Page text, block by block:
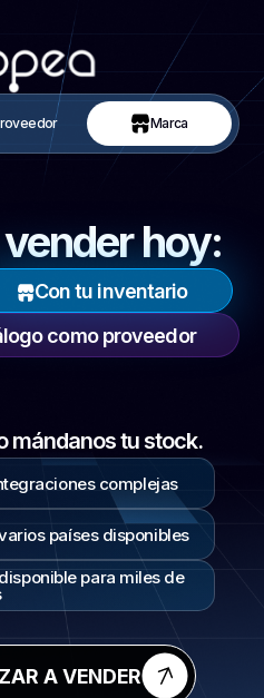
Marca
hoy:
Con tu inventario
como proveedor
mándanos tu stock.
complejas
países disponibles
para miles de
A VENDER